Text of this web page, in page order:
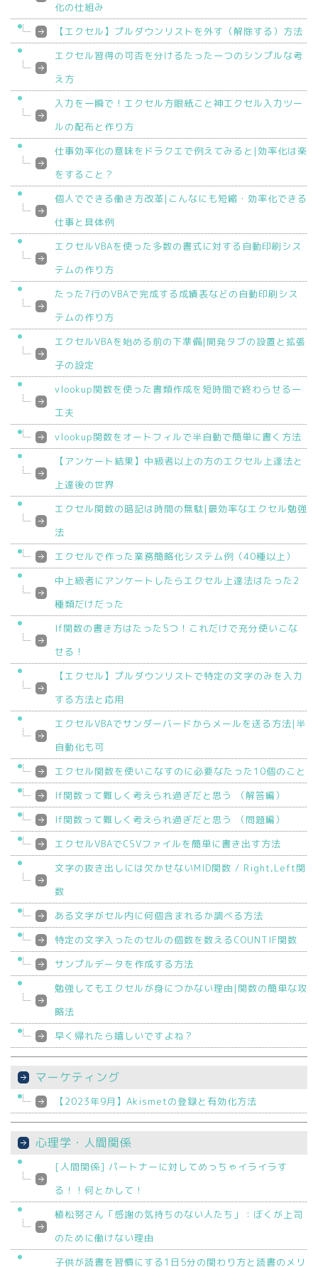
化の仕組み
【エクセル】プルダウンリストを外す（解除する）方法
エクセル習得の可否を分けるたった一つのシンプルな考
え方
入力を一瞬で！エクセル方眼紙こと神エクセル入力ツー
ルの配布と作り方
仕事効率化の意味をドラクエで例えてみると|効率化は楽
をすること？
個人でできる働き方改革|こんなにも短縮・効率化できる
仕事と具体例
エクセルVBAを使った多数の書式に対する自動印刷シス
テムの作り方
たった7行のVBAで完成する成績表などの自動印刷シス
テムの作り方
エクセルVBAを始める前の下準備|開発タブの設置と拡張
子の設定
vlookup関数を使った書類作成を短時間で終わらせる一
工夫
vlookup関数をオートフィルで半自動で簡単に書く方法
【アンケート結果】中級者以上の方のエクセル上達法と
上達後の世界
エクセル関数の暗記は時間の無駄|最効率なエクセル勉強
法
エクセルで作った業務簡略化システム例（40種以上）
中上級者にアンケートしたらエクセル上達法はたった2
種類だけだった
If関数の書き方はたった5つ！これだけで充分使いこな
せる！
【エクセル】プルダウンリストで特定の文字のみを入力
する方法と応用
エクセルVBAでサンダーバードからメールを送る方法|半
自動化も可
エクセル関数を使いこなすのに必要なたった10個のこと
If関数って難しく考えられ過ぎだと思う （解答編）
If関数って難しく考えられ過ぎだと思う （問題編）
エクセルVBAでCSVファイルを簡単に書き出す方法
文字の抜き出しには欠かせないMID関数 / Right,Left関
数
ある文字がセル内に何個含まれるか調べる方法
特定の文字入ったのセルの個数を数えるCOUNTIF関数
サンプルデータを作成する方法
勉強してもエクセルが身につかない理由|関数の簡単な攻
略法
早く帰れたら嬉しいですよね？
マーケティング
【2023年9月】Akismetの登録と有効化方法
心理学・人間関係
[人間関係] パートナーに対してめっちゃイライラす
る！！何とかして！
植松努さん「感謝の気持ちのない人たち」：ぼくが上司
のために働けない理由
子供が読書を習慣にする1日5分の関わり方と読書のメリ